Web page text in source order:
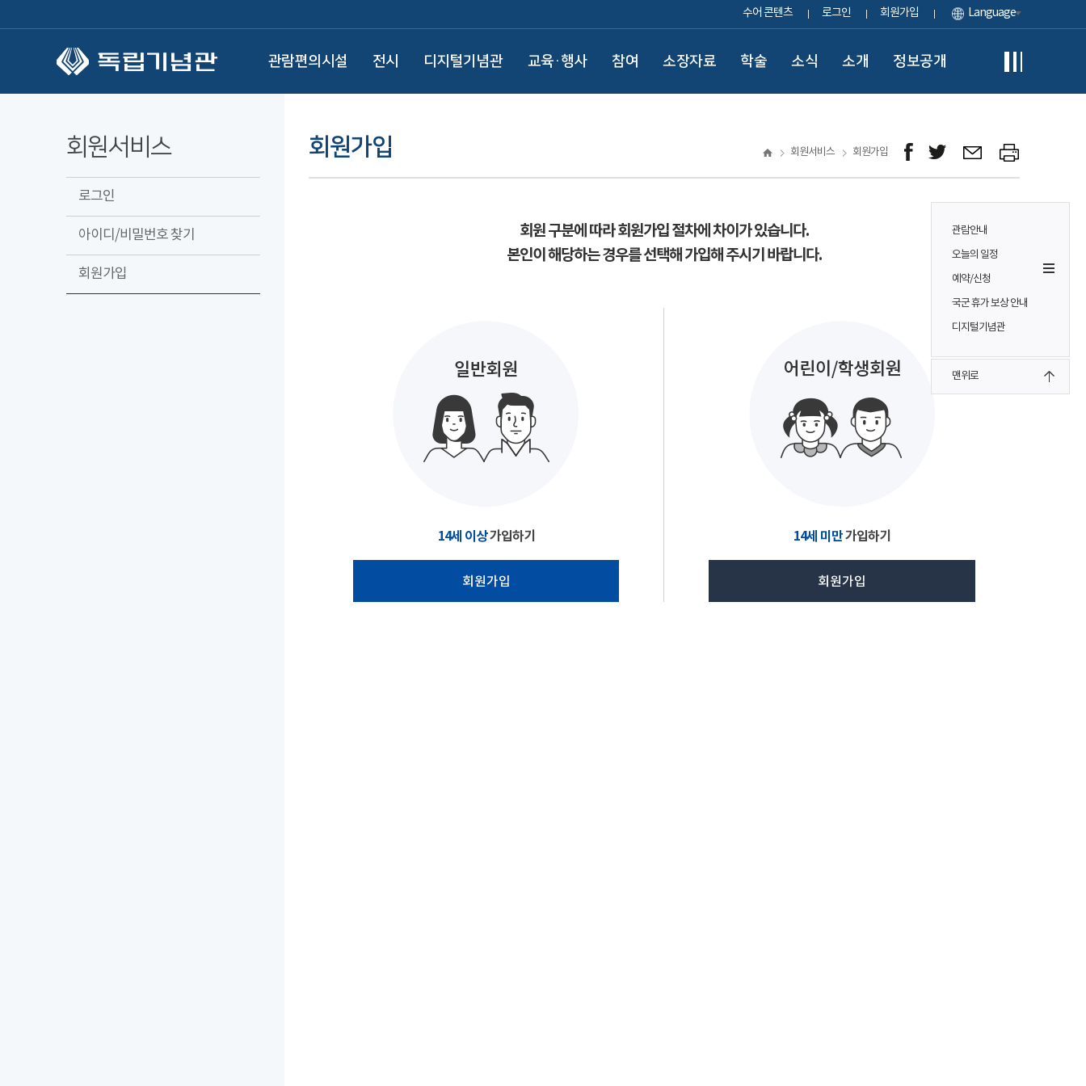
수어 콘텐츠 로그인 회원가입 Language
관람편의시설 전시 디지털기념관 교육·행사 참여 소장자료 학술 소식 소개 정보공개
회원서비스
로그인
아이디/비밀번호 찾기
회원가입
회원가입 회원서비스 회원가입
회원 구분에 따라 회원가입 절차에 차이가 있습니다.
본인이 해당하는 경우를 선택해 가입해 주시기 바랍니다.
14세 이상가입하기
회원가입
14세 미만가입하기
회원가입
관람안내
오늘의 일정
예약/신청
국군 휴가 보상 안내
디지털기념관
맨위로